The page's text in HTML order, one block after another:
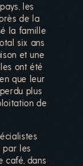
les
de la
la famille
six ans
et une
ont été
que leur
plus
de
par les
café, dans